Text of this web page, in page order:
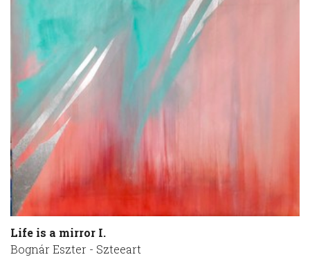
Life is a mirror I.
Bognár Eszter - Szteeart